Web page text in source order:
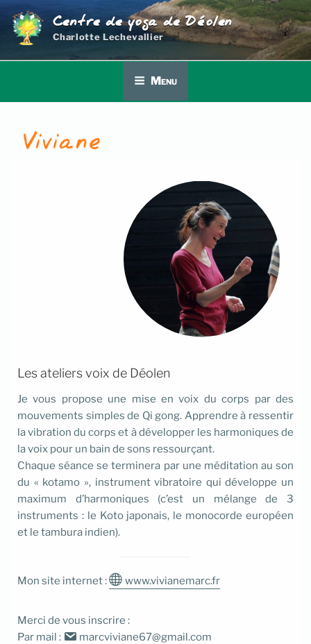
Aller
contenu
principal
Centre de yoga de Déolen
Charlotte Lechevallier
Menu
Viviane
Les ateliers voix de Déolen
Je vous propose une mise en voix du corps par des
mouvements simples de Qi gong. Apprendre à ressentir
la vibration du corps et à développer les harmoniques de
la voix pour un bain de sons ressourçant.
Chaque séance se terminera par une méditation au son
du « kotamo », instrument vibratoire qui développe un
maximum d’harmoniques (c’est un mélange de 3
instruments : le Koto japonais, le monocorde européen
et le tambura indien).
Mon site internet : www.vivianemarc.fr
Merci de vous inscrire :
Par mail :
marcviviane67@gmail.com